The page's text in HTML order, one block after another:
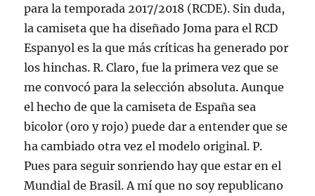
para la temporada 2017/2018 (RCDE). Sin duda,
la camiseta que ha diseñado Joma para el RCD
Espanyol es la que más críticas ha generado por
los hinchas. R. Claro, fue la primera vez que se
me convocó para la selección absoluta. Aunque
el hecho de que la camiseta de España sea
bicolor (oro y rojo) puede dar a entender que se
ha cambiado otra vez el modelo original. P.
Pues para seguir sonriendo hay que estar en el
Mundial de Brasil. A mí que no soy republicano